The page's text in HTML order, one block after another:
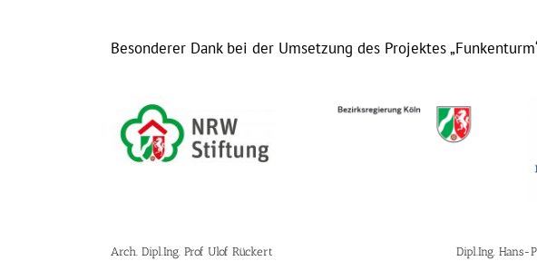
Besonderer Dank bei der Umsetzung des Projektes
Arch. Dipl.Ing. Prof Ulof Rückert Dipl.Ing. Hans-